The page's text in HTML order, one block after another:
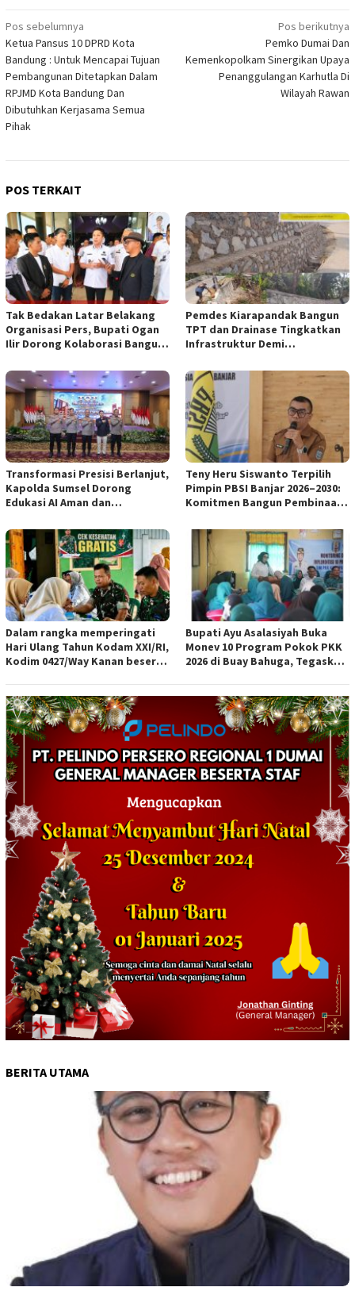
Navigasi
pos
Pos sebelumnya
Ketua Pansus 10 DPRD Kota
Bandung : Untuk Mencapai Tujuan
Pembangunan Ditetapkan Dalam
RPJMD Kota Bandung Dan
Dibutuhkan Kerjasama Semua
Pihak
Pos berikutnya
Pemko Dumai Dan
Kemenkopolkam Sinergikan Upaya
Penanggulangan Karhutla Di
Wilayah Rawan
POS TERKAIT
Tak Bedakan Latar Belakang
Organisasi Pers, Bupati Ogan
Ilir Dorong Kolaborasi Bangun
Pemdes Kiarapandak Bangun
TPT dan Drainase Tingkatkan
Infrastruktur Demi
Transformasi Presisi Berlanjut,
Kapolda Sumsel Dorong
Edukasi AI Aman dan
Teny Heru Siswanto Terpilih
Pimpin PBSI Banjar 2026–2030:
Komitmen Bangun Pembinaan
Berkelanjutan
Dalam rangka memperingati
Hari Ulang Tahun Kodam XXI/RI,
Kodim 0427/Way Kanan beserta
menghadiri kegiatan bakti
kesehatan di Poskesdim
0427/Way Kanan bekerja sama
dengan Puskesmas
Blambangan Umpu
Bupati Ayu Asalasiyah Buka
Monev 10 Program Pokok PKK
2026 di Buay Bahuga, Tegaskan
dan Gotong Royong
BERITA UTAMA